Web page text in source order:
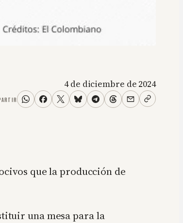
4 de diciembre de 2024
que la producción de
una mesa para la